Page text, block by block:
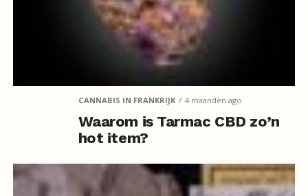
CANNABIS IN FRANKRIJK 4 maanden ago
Waarom is Tarmac CBD zo’n
hot item?